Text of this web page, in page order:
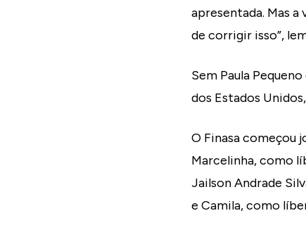
apresentada. Mas
de corrigir isso”,
Sem Paula
dos Estados
O Finasa começou
Marcelinha, como
Jailson Andrade
e Camila, como